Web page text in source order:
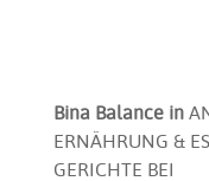
Bina Balancein
ERNÄHRUNG &
GERICHTE BEI